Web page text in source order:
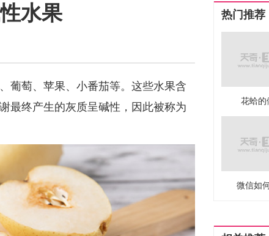
水果
萄、苹果、小番茄等。这些水果含
最终产生的灰质呈碱性，因此被称为
热门推荐
花蛤的
微信如